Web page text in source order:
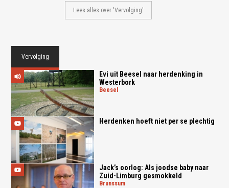
Lees alles over 'Vervolging'
Vervolging
Evi uit Beesel naar herdenking in
Westerbork
beesel
Herdenken hoeft niet per se plechtig
Jack’s oorlog: Als joodse baby naar
Zuid-Limburg gesmokkeld
brunssum